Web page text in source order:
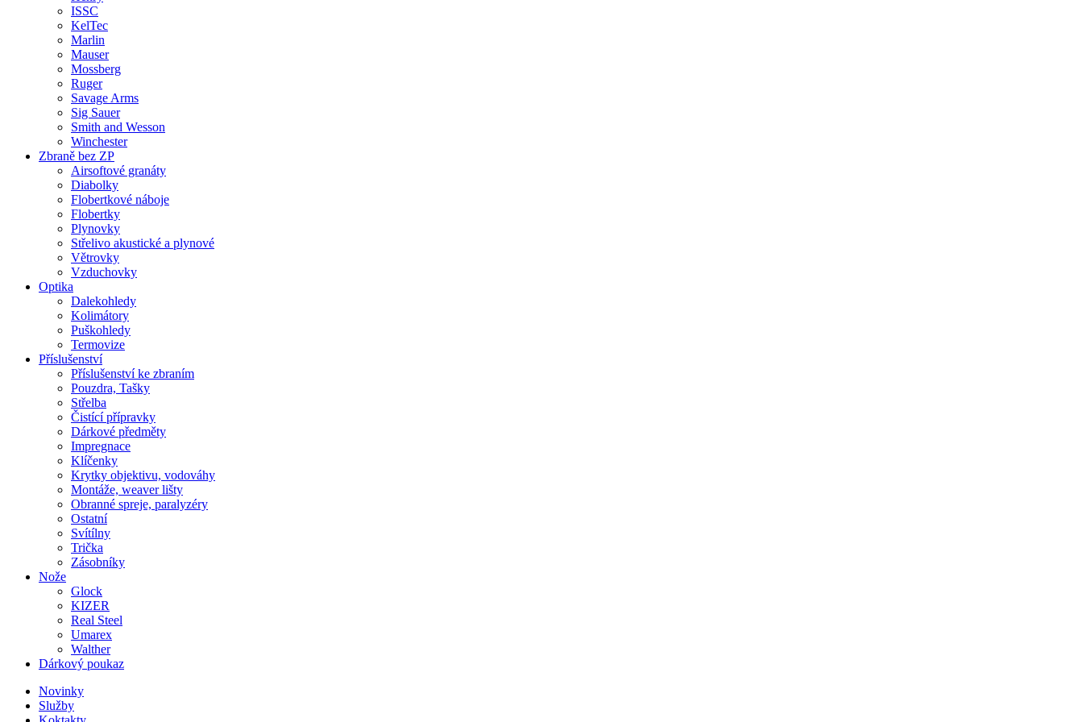
ISSC
KelTec
Marlin
Mauser
Mossberg
Ruger
Savage Arms
Sig Sauer
Smith and Wesson
Winchester
Zbraně bez ZP
Airsoftové granáty
Diabolky
Flobertkové náboje
Flobertky
Plynovky
Střelivo akustické a plynové
Větrovky
Vzduchovky
Optika
Dalekohledy
Kolimátory
Puškohledy
Termovize
Příslušenství
Příslušenství ke zbraním
Pouzdra, Tašky
Střelba
Čistící přípravky
Dárkové předměty
Impregnace
Klíčenky
Krytky objektivu, vodováhy
Montáže, weaver lišty
Obranné spreje, paralyzéry
Ostatní
Svítílny
Trička
Zásobníky
Nože
Glock
KIZER
Real Steel
Umarex
Walther
Dárkový poukaz
Novinky
Služby